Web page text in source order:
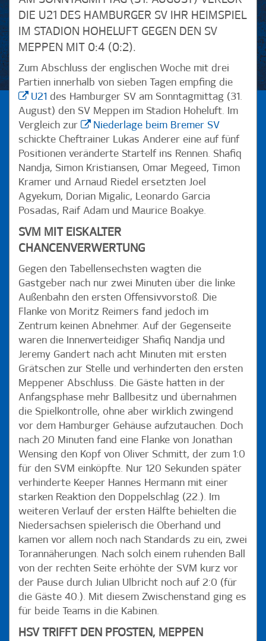
DIE U21 DES HAMBURGER SV IHR HEIMSPIEL
IM STADION HOHELUFT GEGEN DEN SV
MEPPEN MIT 0:4 (0:2).
Zum Abschluss der englischen Woche mit drei
Partien innerhalb von sieben Tagen empfing die
U21 des Hamburger SV am Sonntagmittag (31.
August) den SV Meppen im Stadion Hoheluft. Im
Vergleich zur
Niederlage beim Bremer SV
schickte Cheftrainer Lukas Anderer eine auf fünf
Positionen veränderte Startelf ins Rennen. Shafiq
Nandja, Simon Kristiansen, Omar Megeed, Timon
Kramer und Arnaud Riedel ersetzten Joel
Agyekum, Dorian Migalic, Leonardo Garcia
Posadas, Raif Adam und Maurice Boakye.
SVM MIT EISKALTER
CHANCENVERWERTUNG
Gegen den Tabellensechsten wagten die
Gastgeber nach nur zwei Minuten über die linke
Außenbahn den ersten Offensivvorstoß. Die
Flanke von Moritz Reimers fand jedoch im
Zentrum keinen Abnehmer. Auf der Gegenseite
waren die Innenverteidiger Shafiq Nandja und
Jeremy Gandert nach acht Minuten mit ersten
Grätschen zur Stelle und verhinderten den ersten
Meppener Abschluss. Die Gäste hatten in der
Anfangsphase mehr Ballbesitz und übernahmen
die Spielkontrolle, ohne aber wirklich zwingend
vor dem Hamburger Gehäuse aufzutauchen. Doch
nach 20 Minuten fand eine Flanke von Jonathan
Wensing den Kopf von Oliver Schmitt, der zum 1:0
für den SVM einköpfte. Nur 120 Sekunden später
verhinderte Keeper Hannes Hermann mit einer
starken Reaktion den Doppelschlag (22.). Im
weiteren Verlauf der ersten Hälfte behielten die
Niedersachsen spielerisch die Oberhand und
kamen vor allem noch nach Standards zu ein, zwei
Torannäherungen. Nach solch einem ruhenden Ball
von der rechten Seite erhöhte der SVM kurz vor
der Pause durch Julian Ulbricht noch auf 2:0 (für
die Gäste 40.). Mit diesem Zwischenstand ging es
für beide Teams in die Kabinen.
HSV TRIFFT DEN PFOSTEN, MEPPEN